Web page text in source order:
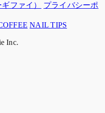
ファイ）
プライバシーポ
NAIL TIPS
Inc.